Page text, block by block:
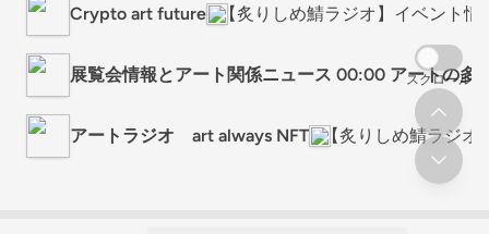
Crypto art future 【炙りしめ鯖ラジオ】イベン
展覧会情報とアート関係ニュース 00:00 アートの多
アートラジオ art always NFT 【炙りしめ鯖ラジ
スクロール